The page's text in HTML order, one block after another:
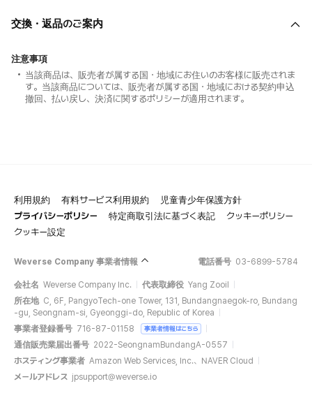
交換・返品のご案内
注意事項
当該商品は、販売者が属する国・地域にお住いのお客様に販売されま
す。当該商品については、販売者が属する国・地域における契約申込
撤回、払い戻し、決済に関するポリシーが適用されます。
利用規約 有料サービス利用規約
児童青少年保護方針
プライバシーポリシー
特定商取引法に基づく表記
クッキーポリシー
クッキー設定
Weverse Company 事業者情報 電話番号 03-6899-5784
会社名 Weverse Company Inc. 代表取締役 Yang Zooil
所在地 C, 6F, PangyoTech-one Tower, 131, Bundangnaegok-ro, Bundang
-gu, Seongnam-si, Gyeonggi-do, Republic of Korea
事業者登録番号 716-87-01158 事業者情報はこちら
通信販売業届出番号 2022-SeongnamBundangA-0557
ホスティング事業者 Amazon Web Services, Inc.、NAVER Cloud
メールアドレス jpsupport@weverse.io